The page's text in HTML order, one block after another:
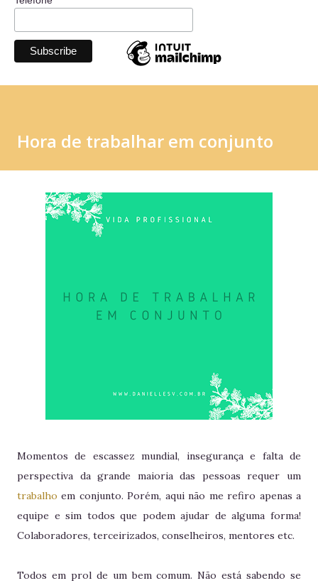
Hora de trabalhar em conjunto
Momentos de escassez mundial, insegurança e falta de
perspectiva da grande maioria das pessoas requer um
trabalho em conjunto. Porém, aqui não me refiro apenas a
equipe e sim todos que podem ajudar de alguma forma!
Colaboradores, terceirizados, conselheiros, mentores etc.
Todos em prol de um bem comum. Não está sabendo se